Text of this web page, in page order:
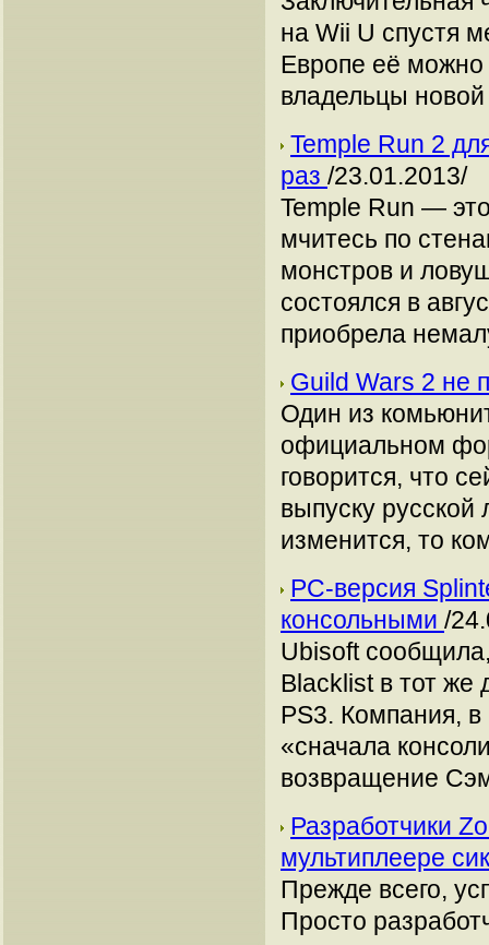
на Wii U спустя
Европе её можно
владельцы
Temple Run 2
раз /23.01.2013/
Temple Run —
мчитесь по
монстров и
состоялся в
приобрела
Guild Wars 2 не
Один из
официальном
говорится, что
выпуску
изменится, то
PC-версия
консольными /
Ubisoft
Blacklist в тот же
PS3. Компания,
«сначала
возвращение
Разработчики
мультиплеере
Прежде всего,
Просто